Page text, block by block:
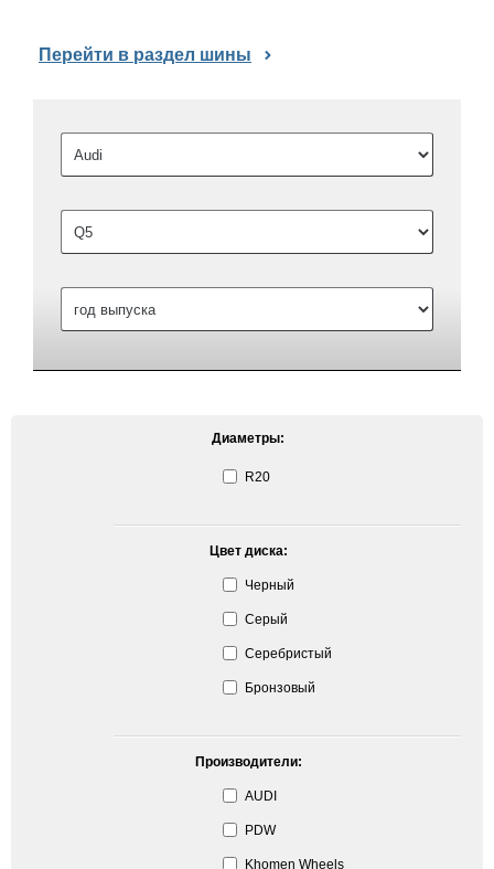
Перейти в раздел шины
Диаметры:
R20
Цвет диска:
Черный
Серый
Серебристый
Бронзовый
Производители:
AUDI
PDW
Khomen Wheels